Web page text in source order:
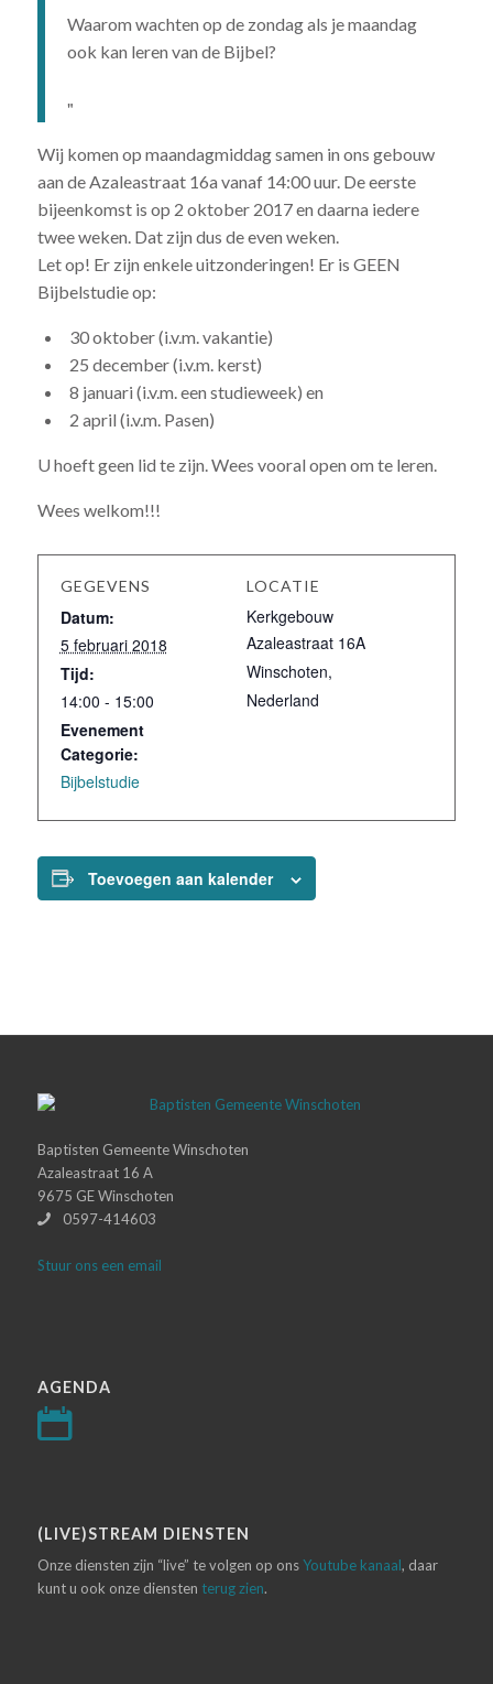
Waarom wachten op de zondag als je maandag
ook kan leren van de Bijbel?
Wij komen op maandagmiddag samen in ons gebouw
aan de Azaleastraat 16a vanaf 14:00 uur. De eerste
bijeenkomst is op 2 oktober 2017 en daarna iedere
twee weken. Dat zijn dus de even weken.
Let op! Er zijn enkele uitzonderingen! Er is GEEN
Bijbelstudie op:
30 oktober (i.v.m. vakantie)
25 december (i.v.m. kerst)
8 januari (i.v.m. een studieweek) en
2 april (i.v.m. Pasen)
U hoeft geen lid te zijn. Wees vooral open om te leren.
Wees welkom!!!
GEGEVENS
Datum:
5 februari 2018
Tijd:
14:00 - 15:00
Evenement
Categorie:
Bijbelstudie
LOCATIE
Kerkgebouw
Azaleastraat 16A
Winschoten,
Nederland
Toevoegen aan kalender
Baptisten Gemeente Winschoten
Azaleastraat 16 A
9675 GE Winschoten
0597-414603
Stuur ons een email
AGENDA
(LIVE)STREAM DIENSTEN
Onze diensten zijn “live” te volgen op onsYoutube kanaal, daar
kunt u ook onze diensten terug zien.